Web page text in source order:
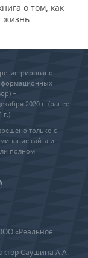
о том, как
жизнь
–
2020 г. (ранее
г.)
только с
сайта и
полном
«Реальное
Саушина А.А.